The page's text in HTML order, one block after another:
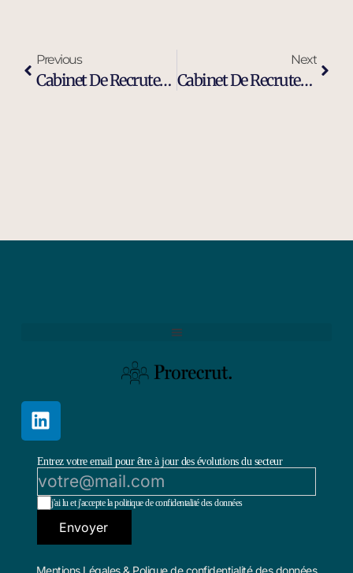
Previous
Cabinet De Recrutement Et Chasseurs De Têtes À La Seyne-Sur-Mer
Next
Cabinet De Recrutement Industrie Et Ingénierie À La Seyne-Sur-Mer
Entrez votre email pour être à jour des évolutions du secteur
j'ai lu et j'accepte la politique de confidentalité des données
Envoyer
Mentions Légales & Polique de confidentialité des données